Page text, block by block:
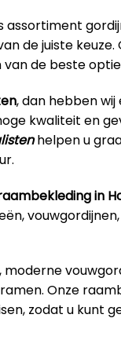
assortiment
de juiste keuze.
de beste
, dan hebben
kwaliteit en
helpen u
in
moderne
Onze
zodat u kunt